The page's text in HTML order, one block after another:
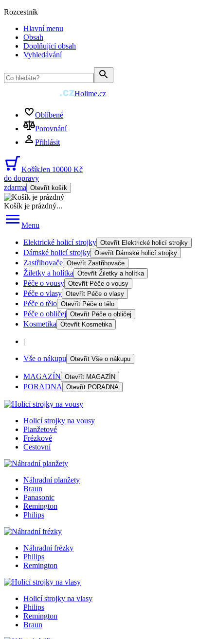
Rozcestník
Hlavní menu
Obsah
Doplňující obsah
Vyhledávání
Holime.cz
Oblíbené
Porovnání
Přihlásit
KošíkJen 10000 Kč
do dopravy
zdarma Otevřít košík
Košík je prázdný...
Menu
Elektrické holicí strojky Otevřít Elektrické holicí strojky
Dámské holicí strojky Otevřít Dámské holicí strojky
Zastřihovače Otevřít Zastřihovače
Žiletky a holítka Otevřít Žiletky a holítka
Péče o vousy Otevřít Péče o vousy
Péče o vlasy Otevřít Péče o vlasy
Péče o tělo Otevřít Péče o tělo
Péče o obličej Otevřít Péče o obličej
Kosmetika Otevřít Kosmetika
|
Vše o nákupu Otevřít Vše o nákupu
MAGAZÍN Otevřít MAGAZÍN
PORADNA Otevřít PORADNA
Holicí strojky na vousy
Planžetové
Frézkové
Cestovní
Náhradní planžety
Braun
Panasonic
Remington
Philips
Náhradní frézky
Philips
Remington
Holicí strojky na vlasy
Philips
Remington
Braun